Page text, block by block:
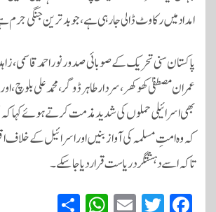
امداد میں رکاوٹ ڈالی جا رہی ہے، جو بدترین جنگی
پاکستان سنی تحریک کے صوبائی صدور نور احمد قاسمی،
عمران مصطفیٰ کھوکھر، سردار طاہر ڈوگر، محمد علی بلوچ،
بھی اسرائیلی حملوں کی شدید مذمت کرتے ہوئے کہا
کہ وہ امتِ مسلمہ کی آواز بنیں اور اسرائیل کے خلاف
تاکہ اسے دہشتگرد ریاست قرار دیا جا سکے۔
Fa
T
E
W